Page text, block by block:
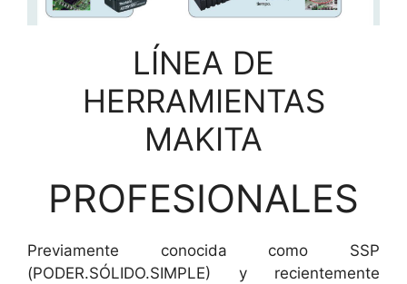
LÍNEA DE
HERRAMIENTAS
MAKITA
PROFESIONALES
Previamente conocida como SSP
(PODER.SÓLIDO.SIMPLE) y recientemente